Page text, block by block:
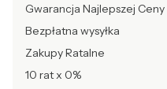
Gwarancja Najlepszej Ceny
Bezpłatna wysyłka
Zakupy Ratalne
10 rat x 0%